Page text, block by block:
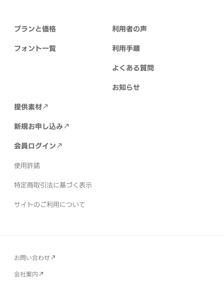
プランと価格
フォント一覧
利用者の声
利用手順
よくある質問
お知らせ
提供素材
新規お申し込み
会員ログイン
使用許諾
特定商取引法に基づく表示
サイトのご利用について
お問い合わせ
会社案内